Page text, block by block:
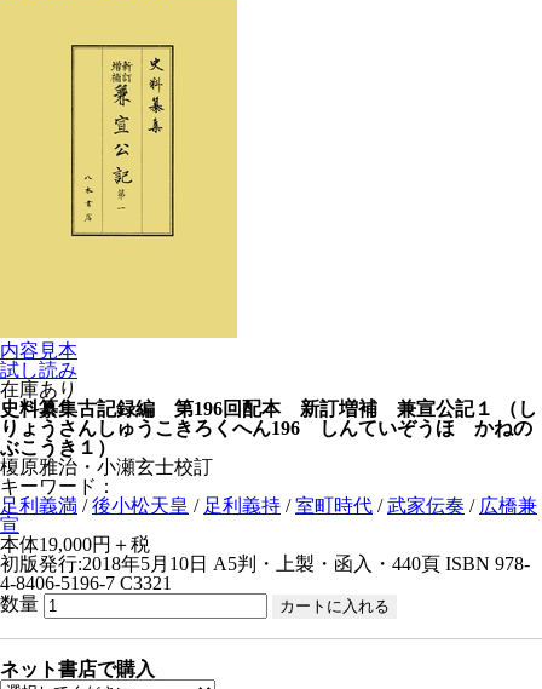
内容見本
試し読み
在庫あり
史料纂集古記録編 第196回配本 新訂増補 兼宣公記１
（し
りょうさんしゅうこきろくへん196 しんていぞうほ かねの
ぶこうき１）
榎原雅治・小瀬玄士校訂
キーワード：
足利義満 /後小松天皇 / 足利義持 /室町時代 /武家伝奏 / 広橋兼
宣
本体19,000円＋税
初版発行:2018年5月10日 A5判・上製・函入・440頁 ISBN 978-
4-8406-5196-7 C3321
数量
ネット書店で購入